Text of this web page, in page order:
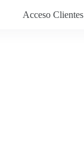
Acceso Clientes